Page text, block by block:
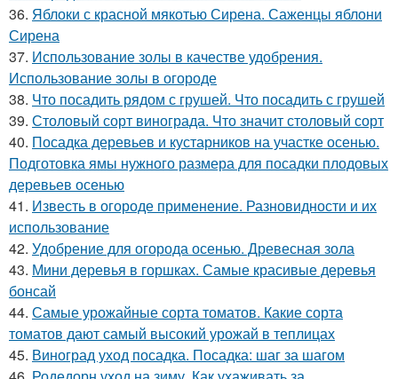
36. Яблоки с красной мякотью Сирена. Саженцы яблони
Сирена
37. Использование золы в качестве удобрения.
Использование золы в огороде
38. Что посадить рядом с грушей. Что посадить с грушей
39. Столовый сорт винограда. Что значит столовый сорт
40. Посадка деревьев и кустарников на участке осенью.
Подготовка ямы нужного размера для посадки плодовых
деревьев осенью
41. Известь в огороде применение. Разновидности и их
использование
42. Удобрение для огорода осенью. Древесная зола
43. Мини деревья в горшках. Самые красивые деревья
бонсай
44. Самые урожайные сорта томатов. Какие сорта
томатов дают самый высокий урожай в теплицах
45. Виноград уход посадка. Посадка: шаг за шагом